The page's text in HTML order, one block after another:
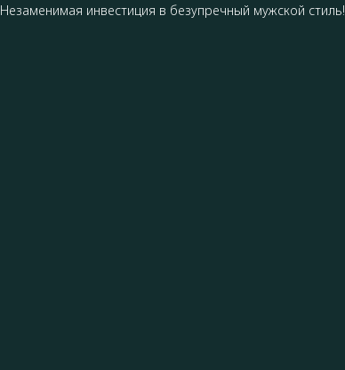
Незаменимая инвестиция в безупречный мужской стиль!